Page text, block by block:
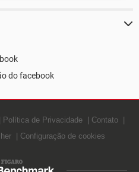
do facebook
Política de Privacidade
Contato
Configuração de cookies